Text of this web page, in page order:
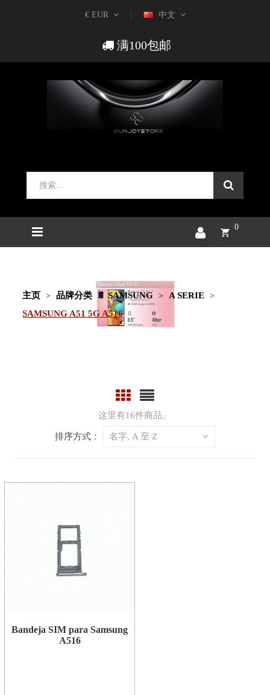
€ EUR 中文
满100包邮
0
主页 品牌分类 SAMSUNG
A SERIE
SAMSUNG A51 5G A516
这里有16件商品。
排序方式： 名字, A 至 Z
Bandeja SIM para Samsung
A516